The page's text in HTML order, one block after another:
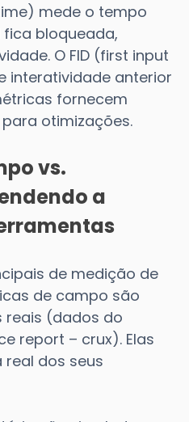
mede o tempo
bloqueada,
O FID (first input
interatividade anterior
fornecem
otimizações.
vs.
a
de medição de
de campo são
reais (dados do
report – crux). Elas
real dos seus